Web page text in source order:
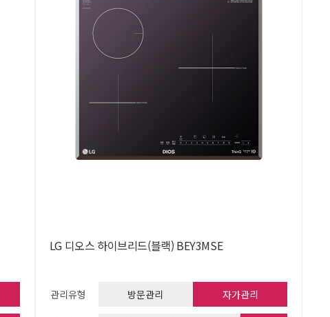
LG 디오스 하이브리드(블랙) BEY3MSE
관리유형 방문관리 자가관리